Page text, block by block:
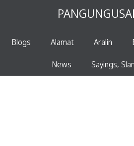
Blogs Alamat Aralin
News Sayings,